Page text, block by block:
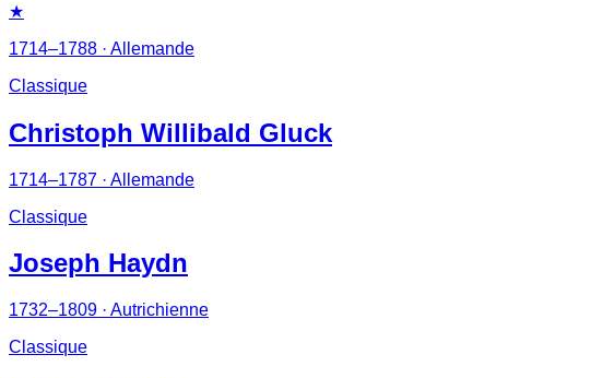
★
1714–1788 · Allemande
Classique
Christoph Willibald Gluck
1714–1787 · Allemande
Classique
Joseph Haydn
1732–1809 · Autrichienne
Classique